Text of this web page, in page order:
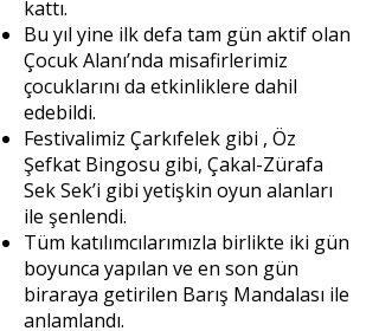
kattı.
Bu yıl yine ilk defa tam gün aktif olan
Çocuk Alanı’nda misafirlerimiz
çocuklarını da etkinliklere dahil
edebildi.
Festivalimiz Çarkıfelek gibi , Öz
Şefkat Bingosu gibi, Çakal-Zürafa
Sek Sek’i gibi yetişkin oyun alanları
ile şenlendi.
Tüm katılımcılarımızla birlikte iki gün
boyunca yapılan ve en son gün
biraraya getirilen Barış Mandalası ile
anlamlandı.